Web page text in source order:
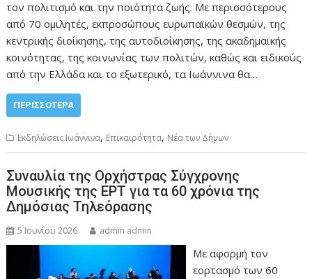
τον πολιτισμό και την ποιότητα ζωής. Με περισσότερους
από 70 ομιλητές, εκπροσώπους ευρωπαϊκών θεσμών, της
κεντρικής διοίκησης, της αυτοδιοίκησης, της ακαδημαϊκής
κοινότητας, της κοινωνίας των πολιτών, καθώς και ειδικούς
από την Ελλάδα και το εξωτερικό, τα Ιωάννινα θα…
ΠΕΡΙΣΣΌΤΕΡΑ
Εκδηλώσεις Ιωάννινα, Επικαιρότητα, Νέα των Δήμων
Συναυλία της Ορχήστρας Σύγχρονης
Μουσικής της ΕΡΤ για τα 60 χρόνια της
Δημόσιας Τηλεόρασης
5 Ιουνίου 2026 admin admin
Με αφορμή τον
εορτασμό των 60